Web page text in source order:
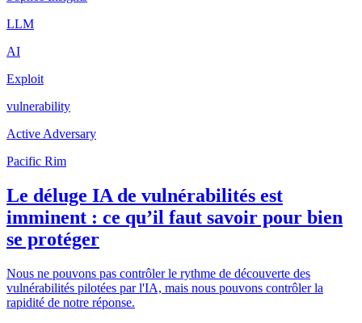
LLM
AI
Exploit
vulnerability
Active Adversary
Pacific Rim
Le déluge IA de vulnérabilités est
imminent : ce qu’il faut savoir pour bien
se protéger
Nous ne pouvons pas contrôler le rythme de découverte des
vulnérabilités pilotées par l'IA, mais nous pouvons contrôler la
rapidité de notre réponse.